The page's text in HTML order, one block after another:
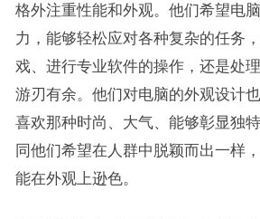
格外注重性能和外观。他们希望电
力，能够轻松应对各种复杂的任务
戏、进行专业软件的操作，还是处
游刃有余。他们对电脑的外观设计
喜欢那种时尚、大气、能够彰显独
同他们希望在人群中脱颖而出一样
能在外观上逊色。